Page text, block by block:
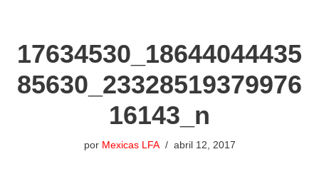
17634530_18644044435
85630_23328519379976
16143_n
por Mexicas LFA abril 12, 2017